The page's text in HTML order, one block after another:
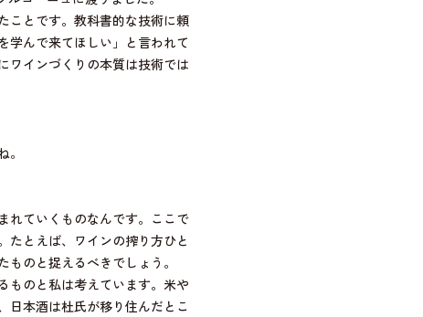
ことです。教科書的な技術に頼
学んで来てほしい」と言われて
ワインづくりの本質は技術では
れていくものなんです。ここで
たとえば、ワインの搾り方ひと
のと捉えるべきでしょう。
ものと私は考えています。米や
日本酒は杜氏が移り住んだとこ